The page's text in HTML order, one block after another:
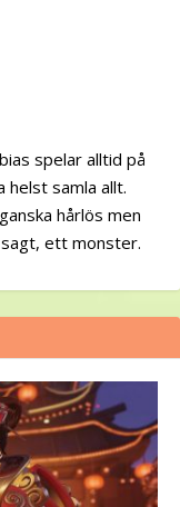
spelar alltid på
helst samla allt.
hårlös men
sagt, ett monster.